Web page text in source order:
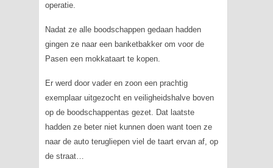
operatie.
Nadat ze alle boodschappen gedaan hadden
gingen ze naar een banketbakker om voor de
Pasen een mokkataart te kopen.
Er werd door vader en zoon een prachtig
exemplaar uitgezocht en veiligheidshalve boven
op de boodschappentas gezet. Dat laatste
hadden ze beter niet kunnen doen want toen ze
naar de auto terugliepen viel de taart ervan af, op
de straat…